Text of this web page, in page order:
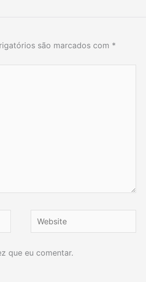
são marcados com *
Website
que eu comentar.